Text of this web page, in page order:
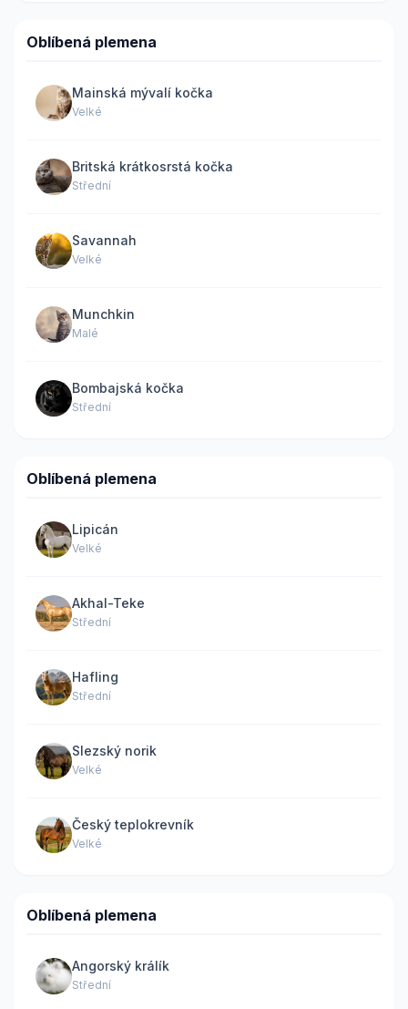
Oblíbená plemena
Mainská mývalí kočka
Velké
Britská krátkosrstá kočka
Střední
Savannah
Velké
Munchkin
Malé
Bombajská kočka
Střední
Oblíbená plemena
Lipicán
Velké
Akhal-Teke
Střední
Hafling
Střední
Slezský norik
Velké
Český teplokrevník
Velké
Oblíbená plemena
Angorský králík
Střední